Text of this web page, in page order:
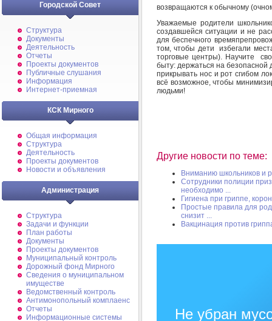
Городской Совет
Структура
Документы
Деятельность
Отчеты
Проекты документов
Публичные слушания
Информация
Интернет-приемная
КСК Мирного
Общая информация
Структура
Деятельность
Проекты документов
Новости и объявления
Администрация
Структура
Задачи и функции
План работы
Документы
Проекты документов
Муниципальный контроль
Дорожный фонд Мирного
Cведения о муниципальном
имуществе
Ведомственный контроль
Антимонопольный комплаенс
Отчеты
Информационные системы
возвращаются к обычному
Уважаемые родители
создавшейся ситуации и не
для беспечного
том, чтобы дети избегали
торговые центры). Научите
быту: держаться на безопасной
прикрывать нос и рот сгибом
всё возможное, чтобы
людьми!
Другие новости по теме:
Вниманию школьников и
Сотрудники полиции
необходимо ...
Гигиена при гриппе,
Простые правила для
снизит ...
Вакцинация против
Не убран